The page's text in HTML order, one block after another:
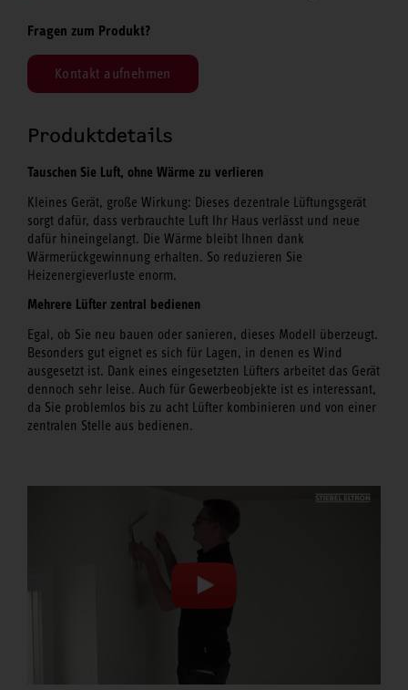
Fragen zum Produkt?
Kontakt aufnehmen
Produktdetails
Tauschen Sie Luft, ohne Wärme zu verlieren
Kleines Gerät, große Wirkung: Dieses dezentrale Lüftungsgerät
sorgt dafür, dass verbrauchte Luft Ihr Haus verlässt und neue
dafür hineingelangt. Die Wärme bleibt Ihnen dank
Wärmerückgewinnung erhalten. So reduzieren Sie
Heizenergieverluste enorm.
Mehrere Lüfter zentral bedienen
Egal, ob Sie neu bauen oder sanieren, dieses Modell überzeugt.
Besonders gut eignet es sich für Lagen, in denen es Wind
ausgesetzt ist. Dank eines eingesetzten Lüfters arbeitet das Gerät
dennoch sehr leise. Auch für Gewerbeobjekte ist es interessant,
da Sie problemlos bis zu acht Lüfter kombinieren und von einer
zentralen Stelle aus bedienen.